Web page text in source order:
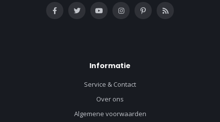
Informatie
Service & Contact
Over ons
Algemene voorwaarden